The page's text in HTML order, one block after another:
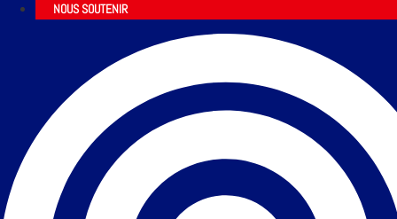
NOUS SOUTENIR